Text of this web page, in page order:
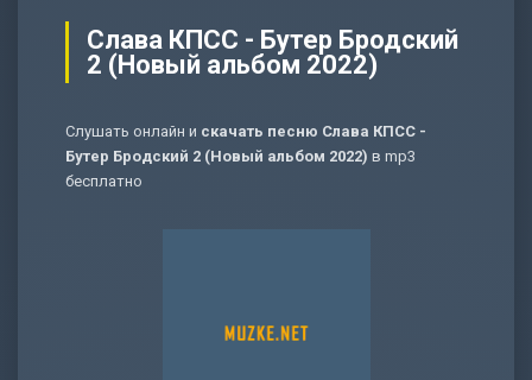
Слава КПСС - Бутер Бродский
2 (Новый альбом 2022)
Слушать онлайн и скачать песню Слава КПСС -
Бутер Бродский 2 (Новый альбом 2022) в mp3
бесплатно